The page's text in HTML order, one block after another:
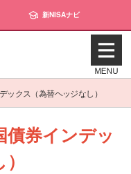
新NISAナビ
ックス（為替ヘッジなし）
債券インデッ